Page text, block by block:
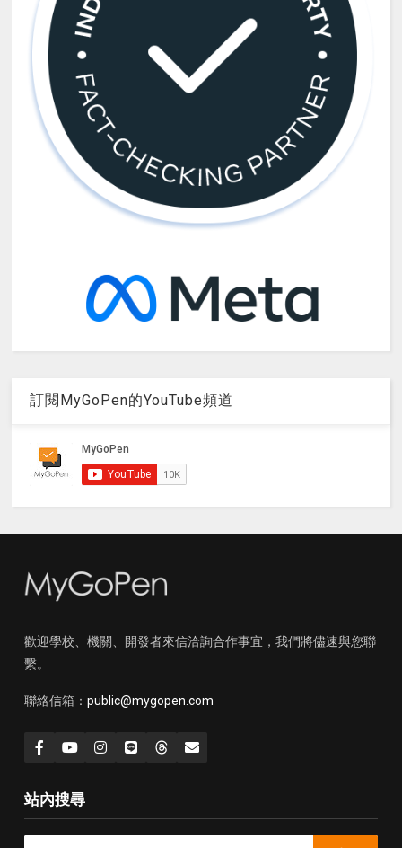
訂閱MyGoPen的YouTube頻道
歡迎學校、機關、開發者來信洽詢合作事宜，我們將儘速與您聯
繫。
聯絡信箱： public@mygopen.com
站內搜尋